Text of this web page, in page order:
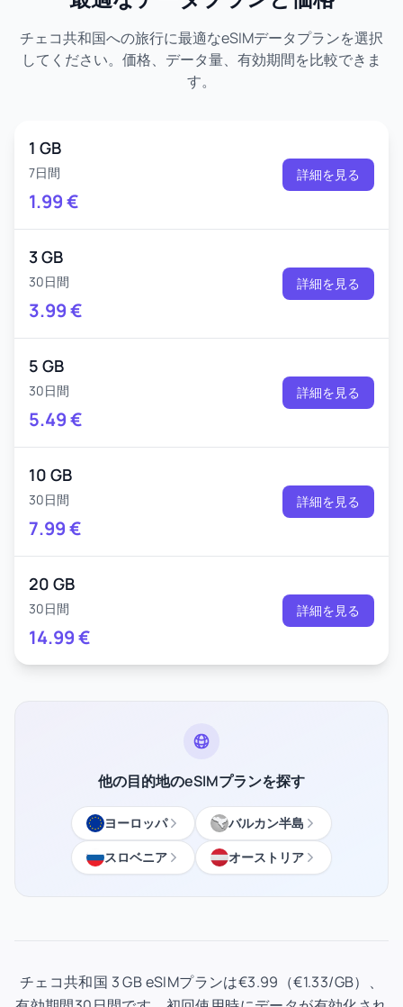
チェコ共和国への旅行に最適なeSIMデータプランを選択
してください。価格、データ量、有効期間を比較できま
す。
1 GB
7日間
1.99€
詳細を見る
3 GB
30日間
3.99€
詳細を見る
5 GB
30日間
5.49€
詳細を見る
10 GB
30日間
7.99€
詳細を見る
20 GB
30日間
14.99€
詳細を見る
他の目的地のeSIMプランを探す
ヨーロッパ
バルカン半島
スロベニア
オーストリア
チェコ共和国 3 GB eSIMプランは€3.99（€1.33/GB）、